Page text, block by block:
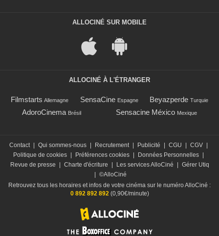
ALLOCINÉ SUR MOBILE
ALLOCINÉ À L'ÉTRANGER
Filmstarts Allemagne SensaCine Espagne Beyazperde Turquie
AdoroCinema Brésil Sensacine México Mexique
Contact Qui sommes-nous Recrutement Publicité CGU CGV
Politique de cookies
Préférences cookies Données Personnelles
Revue de presse
Charte d'écriture Les services AlloCiné
Gérer Utiq
©AlloCiné
Retrouvez tous les horaires et infos de votre cinéma sur le numéro AlloCiné :
0 892 892 892(0,90€/minute)